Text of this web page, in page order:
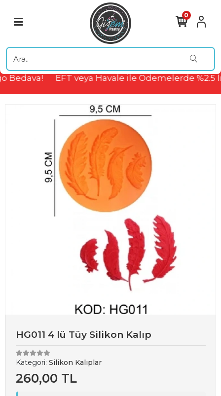
Bedava! EFT veya Havale ile Ödemelerde %2.5
0
HG011 4 lü Tüy Silikon Kalıp
Kategori: Silikon Kalıplar
260,00 TL